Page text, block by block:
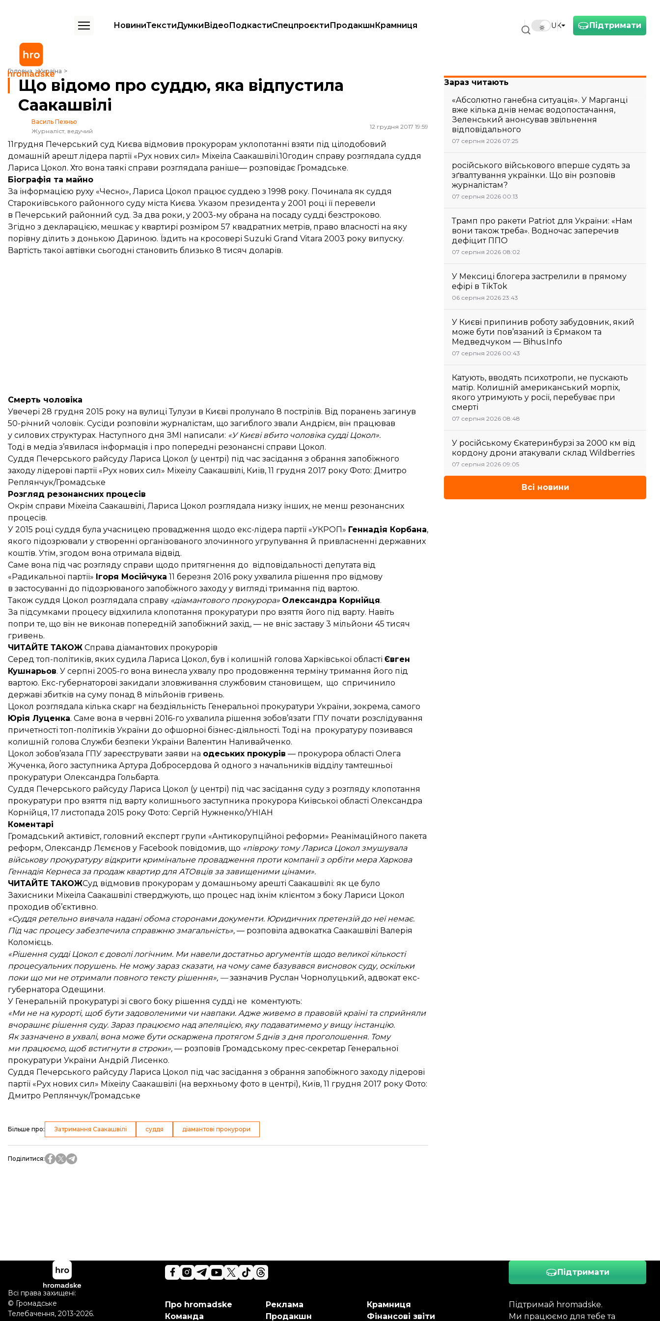
Підтримати
UK
НовиниТекстиДумкиВідеоПодкастиСпецпроєктиПродакшнКрамниця
Головна Україна
Що відомо про суддю, яка відпустила Саакашвілі
Що відомо про суддю, яка відпустила
Саакашвілі
Василь Пехньо
Журналіст, ведучий
12 грудня 2017 19:59
11грудня Печерський суд Києва відмовив прокурорам уклопотанні взяти під цілодобовий
домашній арешт лідера партії «Рух нових сил» Міхеіла Саакашвілі.10годин справу розглядала суддя
Лариса Цокол. Хто вона таякі справи розглядала раніше— розповідає Громадське.
Біографія та майно
За інформацією руху «Чесно», Лариса Цокол працює суддею з 1998 року. Починала як суддя
Старокиївського районного суду міста Києва. Указом президента у 2001 році її перевели
в Печерський районний суд. За два роки, у 2003-му обрана на посаду судді безстроково.
Згідно з декларацією, мешкає у квартирі розміром 57 квадратних метрів, право власності на яку
порівну ділить з донькою Дариною. Їздить на кросовері Suzuki Grand Vitara 2003 року випуску.
Вартість такої автівки сьогодні становить близько 8 тисяч доларів.
Смерть чоловіка
Увечері 28 грудня 2015 року на вулиці Тулузи в Києві пролунало 8 пострілів. Від поранень загинув
50-річний чоловік. Сусіди розповіли журналістам, що загиблого звали Андрієм, він працював
у силових структурах. Наступного дня ЗМІ написали: «У Києві вбито чоловіка судді Цокол».
Тоді в медіа з’явилася інформація і про попередні резонансні справи Цокол.
Суддя Печерського райсуду Лариса Цокол (у центрі) під час засідання з обрання запобіжного
заходу лідерові партії «Рух нових сил» Міхеілу Саакашвілі, Київ, 11 грудня 2017 року Фото: Дмитро
Реплянчук/Громадське
Розгляд резонансних процесів
Окрім справи Міхеіла Саакашвілі, Лариса Цокол розглядала низку інших, не менш резонансних
процесів.
У 2015 році суддя була учасницею провадження щодо екс-лідера партії «УКРОП» Геннадія Корбана,
якого підозрювали у створенні організованого злочинного угрупування й привласненні державних
коштів. Утім, згодом вона отримала відвід.
Саме вона під час розгляду справи щодо притягнення до відповідальності депутата від
«Радикальної партії» Ігоря Мосійчука 11 березня 2016 року ухвалила рішення про відмову
в застосуванні до підозрюваного запобіжного заходу у вигляді тримання під вартою.
Також суддя Цокол розглядала справу «діамантового прокурора» Олександра Корнійця.
За підсумками процесу відхилила клопотання прокуратури про взяття його під варту. Навіть
попри те, що він не виконав попередній запобіжний захід, — не вніс заставу 3 мільйони 45 тисяч
гривень.
ЧИТАЙТЕ ТАКОЖ Справа діамантових прокурорів
Серед топ-політиків, яких судила Лариса Цокол, був і колишній голова Харківської області Євген
Кушнарьов. У серпні 2005-го вона винесла ухвалу про продовження терміну тримання його під
вартою. Екс-губернаторові закидали зловживання службовим становищем, що спричинило
державі збитків на суму понад 8 мільйонів гривень.
Цокол розглядала кілька скарг на бездіяльність Генеральної прокуратури України, зокрема, самого
Юрія Луценка. Саме вона в червні 2016-го ухвалила рішення зобов’язати ГПУ почати розслідування
причетності топ-політиків України до офшорної бізнес-діяльності. Тоді на прокуратуру позивався
колишній голова Служби безпеки України Валентин Наливайченко.
Цокол зобов’язала ГПУ зареєструвати заяви на одеських прокурів — прокурора області Олега
Жученка, його заступника Артура Добросердова й одного з начальників відділу тамтешньої
прокуратури Олександра Гольбарта.
Суддя Печерського райсуду Лариса Цокол (у центрі) під час засідання суду з розгляду клопотання
прокуратури про взяття під варту колишнього заступника прокурора Київської області Олександра
Корнійця, 17 листопада 2015 року Фото: Сергій Нужненко/УНІАН
Коментарі
Громадський активіст, головний експерт групи «Антикорупційної реформи» Реанімаційного пакета
реформ, Олександр Лємєнов у Facebook повідомив, що «півроку тому Лариса Цокол змушувала
військову прокуратуру відкрити кримінальне провадження проти компанії з орбіти мера Харкова
Геннадія Кернеса за продаж квартир для АТОвців за завищеними цінами».
ЧИТАЙТЕ ТАКОЖСуд відмовив прокурорам у домашньому арешті Саакашвілі: як це було
Захисники Міхеіла Саакашвілі стверджують, що процес над їхнім клієнтом з боку Лариси Цокол
проходив об’єктивно.
«Суддя ретельно вивчала надані обома сторонами документи. Юридичних претензій до неї немає.
Під час процесу забезпечила справжню змагальність», — розповіла адвокатка Саакашвілі Валерія
Коломієць.
«Рішення судді Цокол є доволі логічним. Ми навели достатньо аргументів щодо великої кількості
процесуальних порушень. Не можу зараз сказати, на чому саме базувався висновок суду, оскільки
поки що ми не отримали повного тексту рішення», —зазначив Руслан Чорнолуцький, адвокат екс-
губернатора Одещини.
У Генеральній прокуратурі зі свого боку рішення судді не коментують:
«Ми не на курорті, щоб бути задоволеними чи навпаки. Адже живемо в правовій країні та сприйняли
вчорашнє рішення суду. Зараз працюємо над апеляцією, яку подаватимемо у вищу інстанцію.
Як зазначено в ухвалі, вона може бути оскаржена протягом 5 днів з дня проголошення. Тому
ми працюємо, щоб встигнути в строки», — розповів Громадському прес-секретар Генеральної
прокуратури України Андрій Лисенко.
Суддя Печерського райсуду Лариса Цокол під час засідання з обрання запобіжного заходу лідерові
партії «Рух нових сил» Міхеілу Саакашвілі (на верхньому фото в центрі), Київ, 11 грудня 2017 року Фото:
Дмитро Реплянчук/Громадське
Більше про: Затримання Саакашвілі суддя діамантові прокурори
Поділитися:
Зараз читають
«Абсолютно ганебна ситуація». У Марганці
вже кілька днів немає водопостачання,
Зеленський анонсував звільнення
відповідального
07 серпня 2026 07:25
російського військового вперше судять за
зґвалтування українки. Що він розповів
журналістам?
07 серпня 2026 00:13
Трамп про ракети Patriot для України: «Нам
вони також треба». Водночас заперечив
дефіцит ППО
07 серпня 2026 08:02
У Мексиці блогера застрелили в прямому
ефірі в TikTok
06 серпня 2026 23:43
У Києві припинив роботу забудовник, який
може бути пов’язаний із Єрмаком та
Медведчуком — Bihus.Info
07 серпня 2026 00:43
Катують, вводять психотропи, не пускають
матір. Колишній американський морпіх,
якого утримують у росії, перебуває при
смерті
07 серпня 2026 08:48
У російському Єкатеринбурзі за 2000 км від
кордону дрони атакували склад Wildberries
07 серпня 2026 09:05
Всі новини
Підтримати
Підтримай hromadske.
Ми працюємо для тебе та
Про hromadske
Команда
Реклама
Продакшн
Крамниця
Фінансові звіти
Всі права захищені:
© Громадське
Телебачення, 2013-2026.